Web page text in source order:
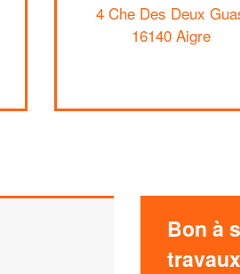
4 Che Des Deux
16140 Aigre
Bon à
travaux